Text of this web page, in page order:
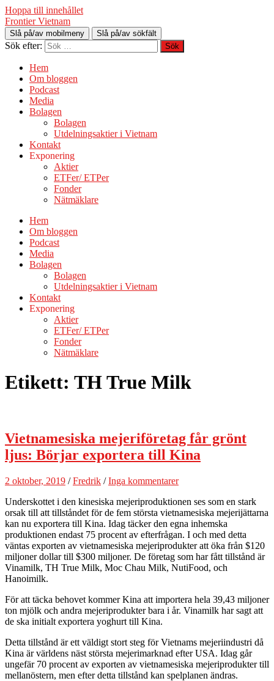
Hoppa till innehållet
Frontier Vietnam
Slå på/av mobilmeny Slå på/av sökfält
Sök efter:
Hem
Om bloggen
Podcast
Media
Bolagen
Bolagen
Utdelningsaktier i Vietnam
Kontakt
Exponering
Aktier
ETFer/ ETPer
Fonder
Nätmäklare
Hem
Om bloggen
Podcast
Media
Bolagen
Bolagen
Utdelningsaktier i Vietnam
Kontakt
Exponering
Aktier
ETFer/ ETPer
Fonder
Nätmäklare
Etikett: TH True Milk
Vietnamesiska mejeriföretag får grönt
ljus: Börjar exportera till Kina
2 oktober, 2019 /Fredrik /Inga kommentarer
Underskottet i den kinesiska mejeriproduktionen ses som en stark
orsak till att tillståndet för de fem största vietnamesiska mejerijättarna
kan nu exportera till Kina. Idag täcker den egna inhemska
produktionen endast 75 procent av efterfrågan. I och med detta
väntas exporten av vietnamesiska mejeriprodukter att öka från $120
miljoner dollar till $300 miljoner. De företag som har fått tillstånd är
Vinamilk, TH True Milk, Moc Chau Milk, NutiFood, och
Hanoimilk.
För att täcka behovet kommer Kina att importera hela 39,43 miljoner
ton mjölk och andra mejeriprodukter bara i år. Vinamilk har sagt att
de ska initialt exportera yoghurt till Kina.
Detta tillstånd är ett väldigt stort steg för Vietnams mejeriindustri då
Kina är världens näst största mejerimarknad efter USA. Idag går
ungefär 70 procent av exporten av vietnamesiska mejeriprodukter till
mellanöstern, men efter detta tillstånd kan spelplanen ändras.